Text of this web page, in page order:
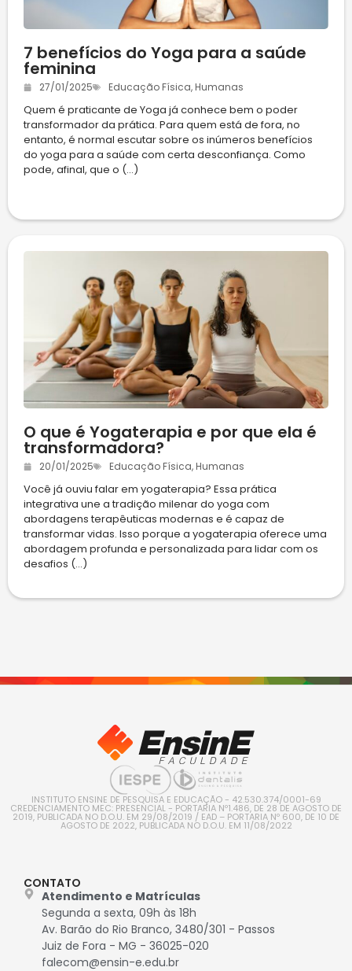
7 benefícios do Yoga para a saúde
feminina
27/01/2025 Educação Física, Humanas
Quem é praticante de Yoga já conhece bem o poder
transformador da prática. Para quem está de fora, no
entanto, é normal escutar sobre os inúmeros benefícios
do yoga para a saúde com certa desconfiança. Como
pode, afinal, que o (...)
O que é Yogaterapia e por que ela é
transformadora?
20/01/2025 Educação Física, Humanas
Você já ouviu falar em yogaterapia? Essa prática
integrativa une a tradição milenar do yoga com
abordagens terapêuticas modernas e é capaz de
transformar vidas. Isso porque a yogaterapia oferece uma
abordagem profunda e personalizada para lidar com os
desafios (...)
INSTITUTO ENSINE DE PESQUISA E EDUCAÇÃO - 42.530.374/0001-69
CREDENCIAMENTO MEC: PRESENCIAL - PORTARIA Nº1.486, DE 28 DE AGOSTO DE
2019, PUBLICADA NO D.O.U. EM 29/08/2019 / EAD – PORTARIA Nº 600, DE 10 DE
AGOSTO DE 2022, PUBLICADA NO D.O.U. EM 11/08/2022
CONTATO
Atendimento e Matrículas
Segunda a sexta, 09h às 18h
Av. Barão do Rio Branco, 3480/301 - Passos
Juiz de Fora - MG - 36025-020
falecom@ensin-e.edu.br